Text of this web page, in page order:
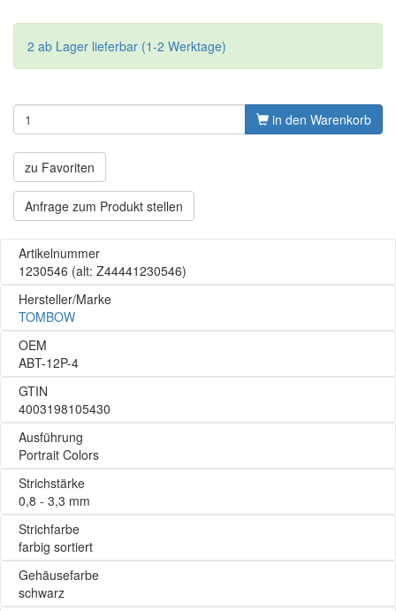
2 ab Lager lieferbar (1-2 Werktage)
in den Warenkorb
zu Favoriten
Anfrage zum Produkt stellen
Artikelnummer
1230546 (alt: Z44441230546)
Hersteller/Marke
TOMBOW
OEM
ABT-12P-4
GTIN
4003198105430
Ausführung
Portrait Colors
Strichstärke
0,8 - 3,3 mm
Strichfarbe
farbig sortiert
Gehäusefarbe
schwarz